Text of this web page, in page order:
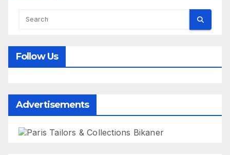
Follow Us
Advertisements